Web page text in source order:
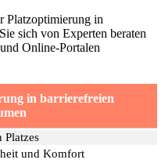
Platzoptimierung in
sich von Experten beraten
Online-Portalen
in barrierefreien
Platzes
und Komfort